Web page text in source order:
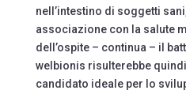
nell’intestino di soggetti
associazione con la salute
dell’ospite – continua – il
welbionis risulterebbe
candidato ideale per lo